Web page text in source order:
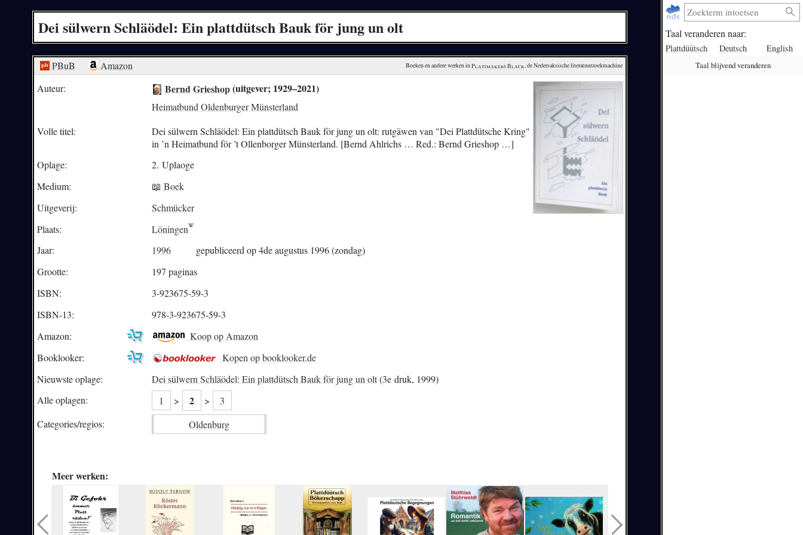
Taal veranderen naar:
Plattdüütsch Deutsch English
Taal blijvend veranderen
Dei sülwern Schläödel: Ein plattdütsch Bauk för jung un olt
PBuB Amazon Boeken en andere werken in Plattmakers Black, de Nedersaksische literatuurzoekmachine
Auteur: Bernd Grieshop(uitgever; 1929–2021)
Heimatbund Oldenburger Münsterland
Volle titel:
Dei sülwern Schläödel: Ein plattdütsch Bauk för jung un olt: rutgäwen van "Dei Plattdütsche Kring"
in ’n Heimatbund för ’t Ollenborger Münsterland. [Bernd Ahlrichs … Red.: Bernd Grieshop …]
Oplage:
2. Uplaoge
Medium:
📖 Boek
Uitgeverij:
Schmücker
Plaats:
Löningen
Jaar:
1996
gepubliceerd op 4de augustus 1996 (zondag)
Grootte:
197 paginas
ISBN:
3-923675-59-3
ISBN-13:
978-3-923675-59-3
Amazon:
Koop op Amazon
Booklooker:
Kopen op booklooker.de
Nieuwste oplage:
Dei sülwern Schläödel: Ein plattdütsch Bauk för jung un olt(3e druk, 1999)
Alle oplagen:
1 > 2 >
3
Categories/regios: Oldenburg
Meer werken: